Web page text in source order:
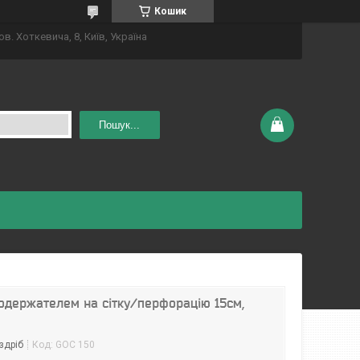
Кошик
Хоткевича, 8, Київ, Україна
Пошук...
на сітку/перфорацію 15см,
Код: GOC 150